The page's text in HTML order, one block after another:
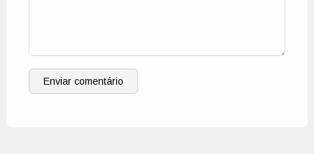
Enviar comentário